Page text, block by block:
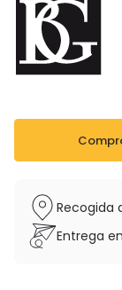
Recogida
Entrega